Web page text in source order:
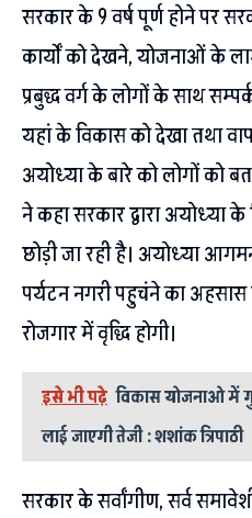
सरकार के 9 वर्ष पूर्ण होने पर
कार्यों को देखने, योजनाओं के
प्रबुद्ध वर्ग के लोगों के साथ
यहां के विकास को देखा तथा
अयोध्या के बारे को लोगों को
ने कहा सरकार द्वारा अयोध्या
छोड़ी जा रही है। अयोध्या
पर्यटन नगरी पहुचंने का अहसास
रोजगार में वृद्धि होगी।
इसे भी पढ़े विकास योजनाओ में
लाई जाएगी तेजी : शशांक त्रिपाठी
सरकार के सर्वांगीण, सर्व